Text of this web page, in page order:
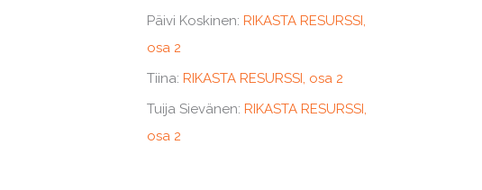
Päivi Koskinen: RIKASTA RESURSSI,
osa 2
Tiina: RIKASTA RESURSSI, osa 2
Tuija Sievänen: RIKASTA RESURSSI,
osa 2